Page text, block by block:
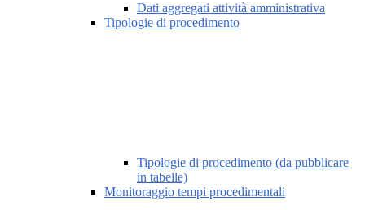
Dati aggregati attività amministrativa
Tipologie di procedimento
Tipologie di procedimento (da pubblicare
in tabelle)
Monitoraggio tempi procedimentali